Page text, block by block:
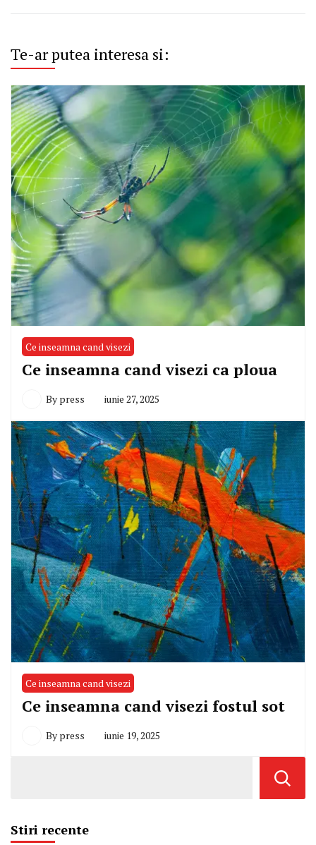
Te-ar putea interesa si:
Ce inseamna cand visezi
Ce inseamna cand visezi ca ploua
By press iunie 27, 2025
Ce inseamna cand visezi
Ce inseamna cand visezi fostul sot
By press iunie 19, 2025
Stiri recente